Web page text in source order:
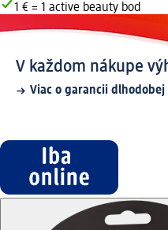
1 € = 1 active beauty bod
V každom nákupe
Viac o garancii dlhodobej